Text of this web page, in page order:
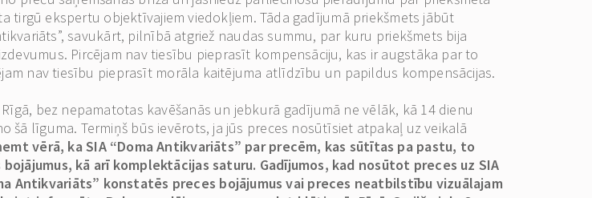
ekspertu objektīvajiem viedokļiem. Tāda gadījumā priekšmets jābūt
savukārt, pilnībā atgriež naudas summu, par kuru priekšmets bija
Pircējam nav tiesību pieprasīt kompensāciju, kas ir augstāka par to
nav tiesību pieprasīt morāla kaitējuma atlīdzību un papildus kompensācijas.
bez nepamatotas kavēšanās un jebkurā gadījumā ne vēlāk, kā 14 dienu
līguma. Termiņš būs ievērots, ja jūs preces nosūtīsiet atpakaļ uz veikalā
vērā, ka SIA “Doma Antikvariāts” par precēm, kas sūtītas pa pastu, to
kā arī komplektācijas saturu. Gadījumos, kad nosūtot preces uz SIA
Antikvariāts” konstatēs preces bojājumus vai preces neatbilstību vizuālajam